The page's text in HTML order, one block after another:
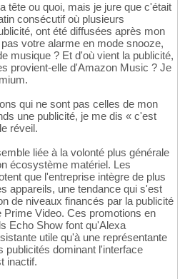
tête ou quoi, mais je jure que c'était
consécutif où plusieurs
ont été diffusées après mon
votre alarme en mode snooze,
musique ? Et d'où vient la publicité,
provient-elle d'Amazon Music ? Je
qui ne sont pas celles de mon
une publicité, je me dis « c'est
réveil.
liée à la volonté plus générale
écosystème matériel. Les
que l'entreprise intègre de plus
appareils, une tendance qui s'est
de niveaux financés par la publicité
Video. Ces promotions en
Echo Show font qu'Alexa
utile qu'à une représentante
publicités dominant l'interface
inactif.